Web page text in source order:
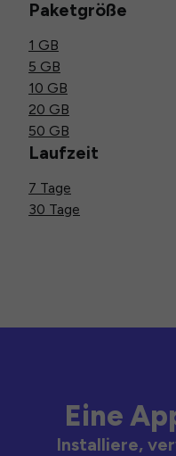
Paketgröße
1 GB
5 GB
10 GB
20 GB
50 GB
Laufzeit
7 Tage
30 Tage
Eine
Installiere,